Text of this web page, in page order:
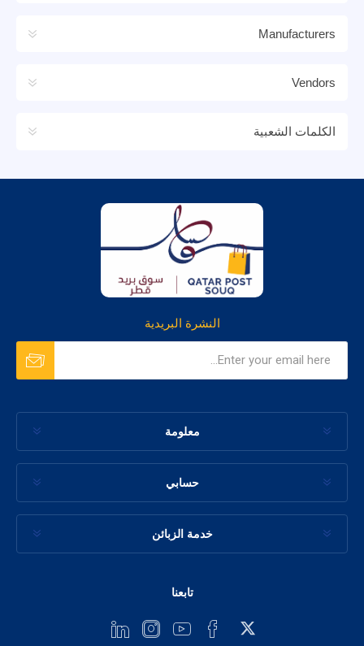
Manufacturers
Vendors
الكلمات الشعبية
النشرة البريدية
معلومة
حسابي
خدمة الزبائن
تابعنا